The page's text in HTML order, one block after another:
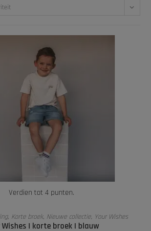
Verdien tot 4 punten.
OPTIES SELECTEREN
, Korte broek, Nieuwe collectie, Your Wishes
Wishes | korte broek | blauw